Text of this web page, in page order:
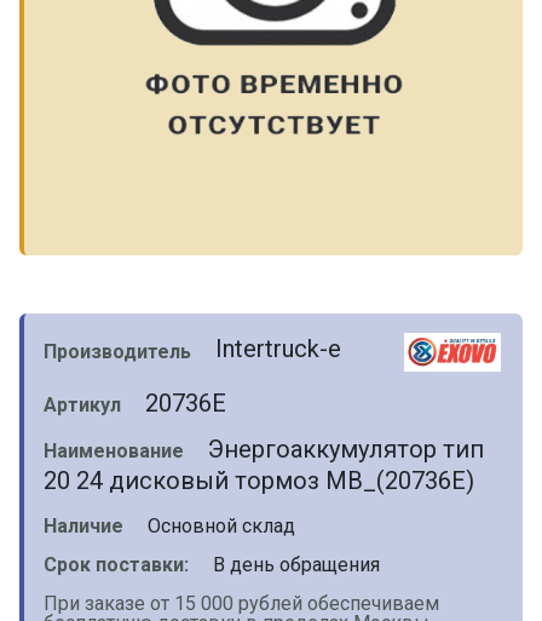
Производитель Intertruck-e
Артикул 20736E
Наименование
Энергоаккумулятор тип
20 24 дисковый тормоз MB_(20736E)
Наличие
Основной склад
Срок поставки:
В день обращения
При заказе от 15 000 рублей обеспечиваем